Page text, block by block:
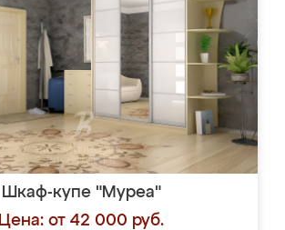
Шкаф-купе "Муреа"
Цена: от 42 000 руб.